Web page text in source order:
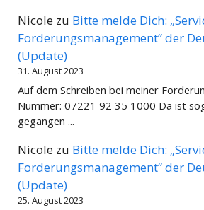
Nicole zu Bitte melde Dich:
Forderungsmanagement“ der
(Update)
31. August 2023
Auf dem Schreiben bei meiner
Nummer: 07221 92 35 1000 Da ist
gegangen ...
Nicole zu Bitte melde Dich:
Forderungsmanagement“ der
(Update)
25. August 2023